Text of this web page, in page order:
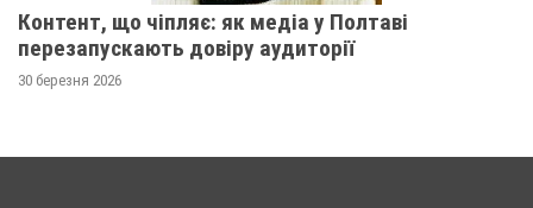
Контент, що чіпляє: як медіа у Полтаві
перезапускають довіру аудиторії
30 березня 2026